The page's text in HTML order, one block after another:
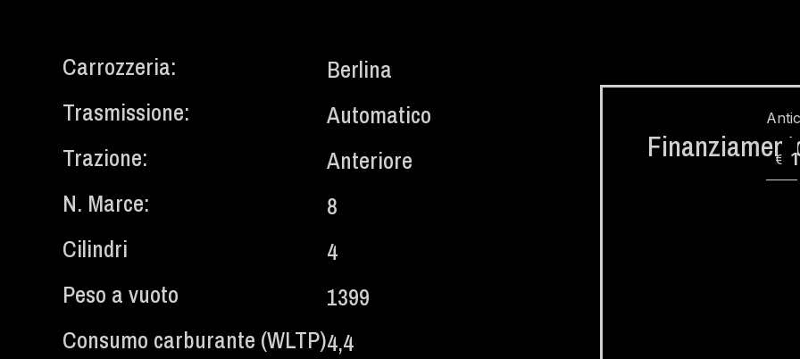
Carrozzeria:
Berlina
Trasmissione:
Automatico
Trazione:
Anteriore
N. Marce:
8
Cilindri
4
Peso a vuoto
1399
Consumo carburante (WLTP)4,4
€